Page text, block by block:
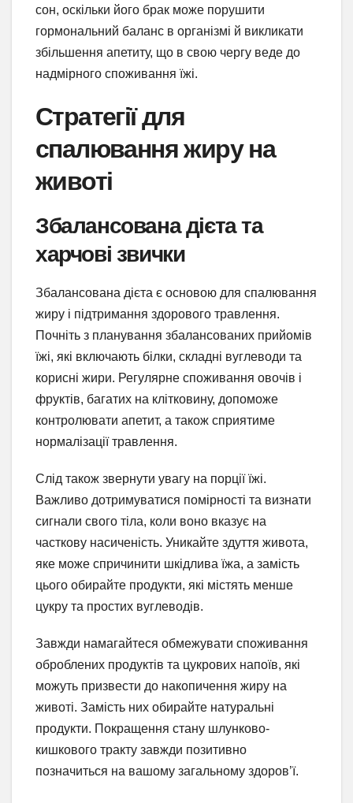
сон, оскільки його брак може порушити
гормональний баланс в організмі й викликати
збільшення апетиту, що в свою чергу веде до
надмірного споживання їжі.
Стратегії для
спалювання жиру на
животі
Збалансована дієта та
харчові звички
Збалансована дієта є основою для спалювання
жиру і підтримання здорового травлення.
Почніть з планування збалансованих прийомів
їжі, які включають білки, складні вуглеводи та
корисні жири. Регулярне споживання овочів і
фруктів, багатих на клітковину, допоможе
контролювати апетит, а також сприятиме
нормалізації травлення.
Слід також звернути увагу на порції їжі.
Важливо дотримуватися помірності та визнати
сигнали свого тіла, коли воно вказує на
часткову насиченість. Уникайте здуття живота,
яке може спричинити шкідлива їжа, а замість
цього обирайте продукти, які містять менше
цукру та простих вуглеводів.
Завжди намагайтеся обмежувати споживання
оброблених продуктів та цукрових напоїв, які
можуть призвести до накопичення жиру на
животі. Замість них обирайте натуральні
продукти. Покращення стану шлунково-
кишкового тракту завжди позитивно
позначиться на вашому загальному здоров’ї.